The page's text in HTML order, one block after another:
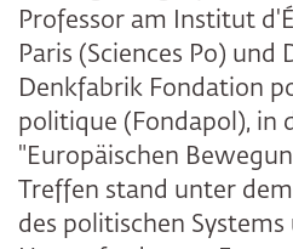
Professor am Institut
Paris (Sciences Po) und
Denkfabrik Fondation
politique (Fondapol), in
"Europäischen
Treffen stand unter
des politischen Systems